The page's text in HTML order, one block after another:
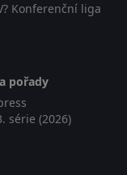
Konferenční liga
pořady
série (2026)